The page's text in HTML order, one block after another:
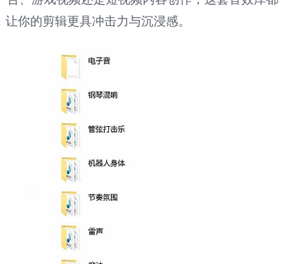
你的剪辑更具冲击力与沉浸感。